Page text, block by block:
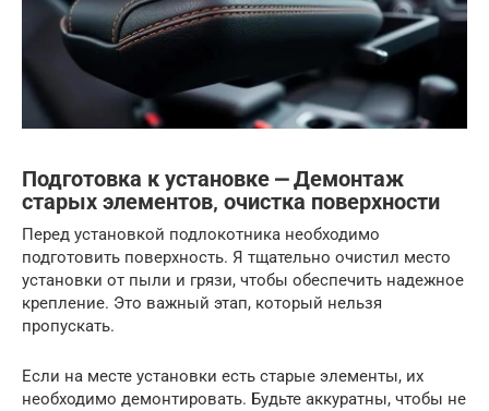
Подготовка к установке ⎼ Демонтаж
старых элементов‚ очистка поверхности
Перед установкой подлокотника необходимо
подготовить поверхность. Я тщательно очистил место
установки от пыли и грязи, чтобы обеспечить надежное
крепление. Это важный этап, который нельзя
пропускать.
Если на месте установки есть старые элементы, их
необходимо демонтировать. Будьте аккуратны, чтобы не